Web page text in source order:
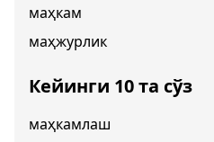
маҳкам
маҳжурлик
Кейинги 10 та сўз
маҳкамлаш